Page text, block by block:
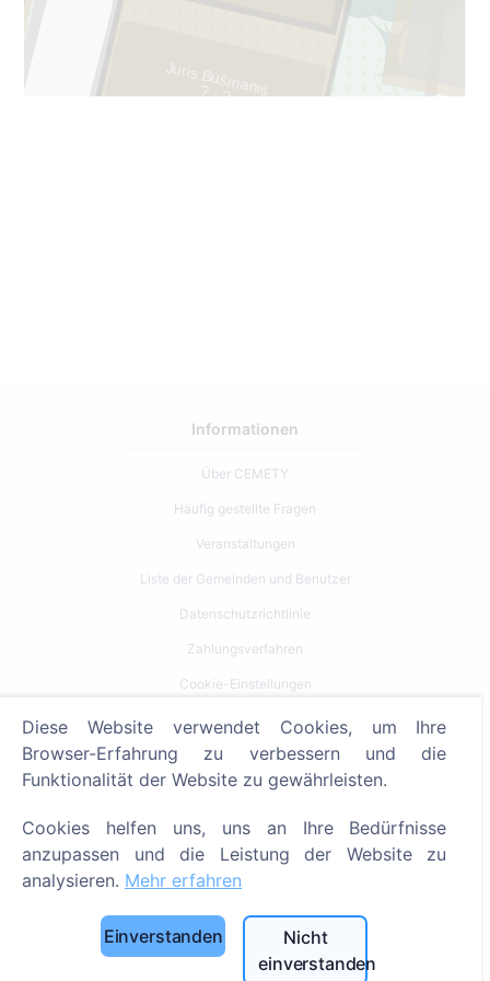
Juris Bušmanis
? - ?
Informationen
Über CEMETY
Häufig gestellte Fragen
Veranstaltungen
Liste der Gemeinden und Benutzer
Datenschutzrichtlinie
Zahlungsverfahren
Cookie-Einstellungen
Suche
Bestattete suchen
Dienstleistungen
Kontakt
SIA "CEMETY", LV40103618951
Diese Website verwendet Cookies, um Ihre
Browser-Erfahrung zu verbessern und die
Funktionalität der Website zu gewährleisten.
Cookies helfen uns, uns an Ihre Bedürfnisse
anzupassen und die Leistung der Website zu
analysieren. Mehr erfahren
Einverstanden
Nicht
einverstanden